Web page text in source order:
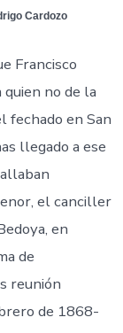
a
hermano
y
al
otro
Cardozo
Francisco
no de la
fechado en San
llegado a ese
el canciller
en
de
reunión
de 1868-